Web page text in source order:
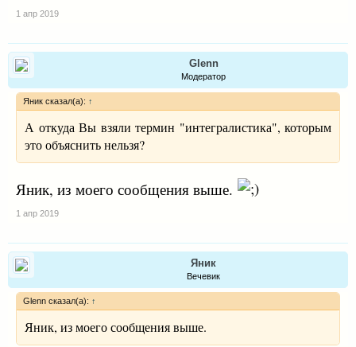
1 апр 2019
Glenn
Модератор
Яник сказал(а): ↑
А откуда Вы взяли термин "интегралистика", которым
это объяснить нельзя?
Яник, из моего сообщения выше.
1 апр 2019
Яник
Вечевик
Glenn сказал(а): ↑
Яник, из моего сообщения выше.